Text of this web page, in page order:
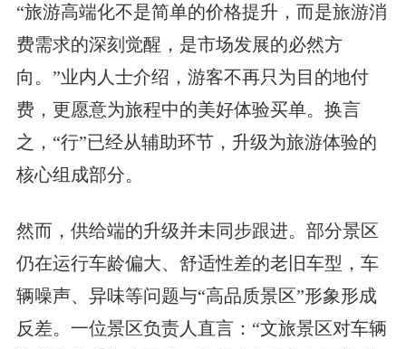
“旅游高端化不是简单的价格提升，而是旅游消
费需求的深刻觉醒，是市场发展的必然方
向。”业内人士介绍，游客不再只为目的地付
费，更愿意为旅程中的美好体验买单。换言
之，“行”已经从辅助环节，升级为旅游体验的
核心组成部分。
然而，供给端的升级并未同步跟进。部分景区
仍在运行车龄偏大、舒适性差的老旧车型，车
辆噪声、异味等问题与“高品质景区”形象形成
反差。一位景区负责人直言：“文旅景区对车辆